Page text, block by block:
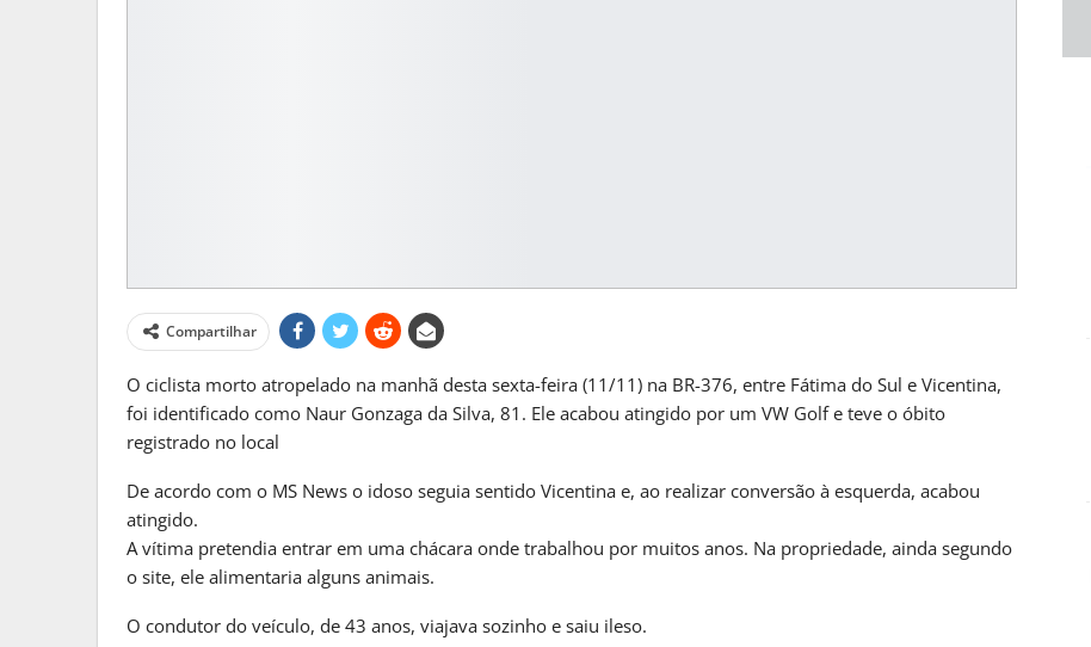
Compartilhar
O ciclista morto atropelado na manhã desta sexta-feira (11/11) na BR-376, entre Fátima do Sul e Vicentina,
foi identificado como Naur Gonzaga da Silva, 81. Ele acabou atingido por um VW Golf e teve o óbito
registrado no local
De acordo com o MS News o idoso seguia sentido Vicentina e, ao realizar conversão à esquerda, acabou
atingido.
A vítima pretendia entrar em uma chácara onde trabalhou por muitos anos. Na propriedade, ainda segundo
o site, ele alimentaria alguns animais.
O condutor do veículo, de 43 anos, viajava sozinho e saiu ileso.
PRIMEIRA HORA ONLINE 2 semanas atrás
E Provoca…
PRIMEIRA HORA ONLINE 3 dias atrás
CAMPO GRANDE